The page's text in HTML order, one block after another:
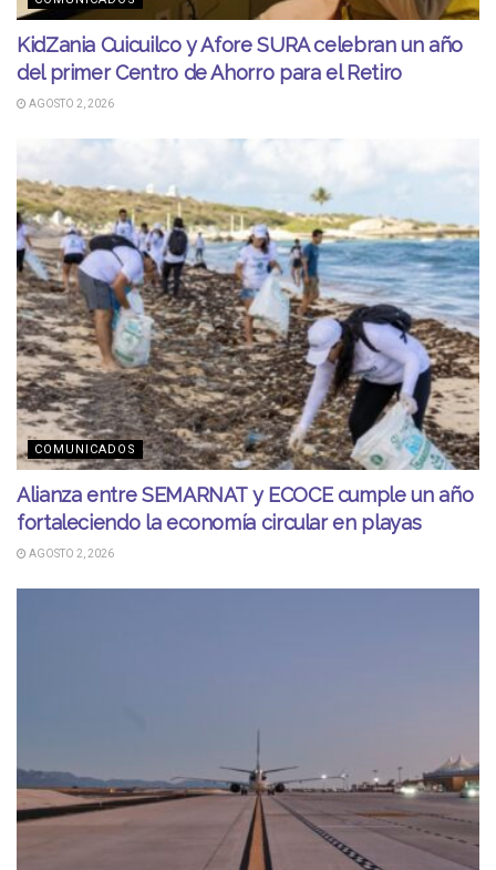
KidZania Cuicuilco y Afore SURA celebran un año
del primer Centro de Ahorro para el Retiro
AGOSTO 2, 2026
COMUNICADOS
Alianza entre SEMARNAT y ECOCE cumple un año
fortaleciendo la economía circular en playas
AGOSTO 2, 2026